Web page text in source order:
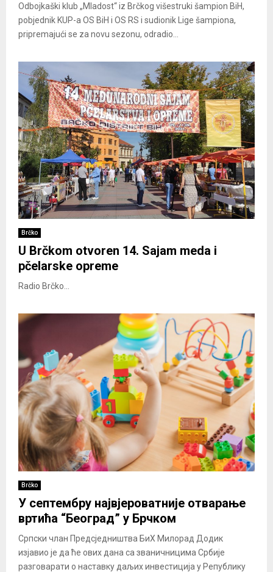
Odbojkaški klub „Mladost“ iz Brčkog višestruki šampion BiH,
pobjednik KUP-a OS BiH i OS RS i sudionik Lige šampiona,
pripremajući se za novu sezonu, odradio...
Brčko
U Brčkom otvoren 14. Sajam meda i
pčelarske opreme
Radio Brčko...
Brčko
У септембру највјероватније отварање
вртића “Београд” у Брчком
Српски члан Предсједништва БиХ Милорад Додик
изјавио је да ће ових дана са званичницима Србије
разговарати о наставку даљих инвестиција у Републику